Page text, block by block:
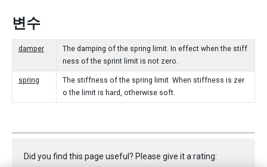
변수
damper
The damping of the spring limit. In effect when the stiff
ness of the sprint limit is not zero.
spring
The stiffness of the spring limit. When stiffness is zer
o the limit is hard, otherwise soft.
Did you find this page useful? Please give it a rating: